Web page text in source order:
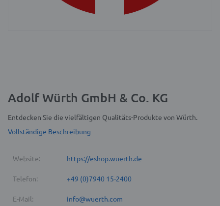
Adolf Würth GmbH & Co. KG
Entdecken Sie die vielfältigen Qualitäts-Produkte von Würth.
Vollständige Beschreibung
Website: https://eshop.wuerth.de
Telefon: +49 (0)7940 15-2400
E-Mail: info@wuerth.com